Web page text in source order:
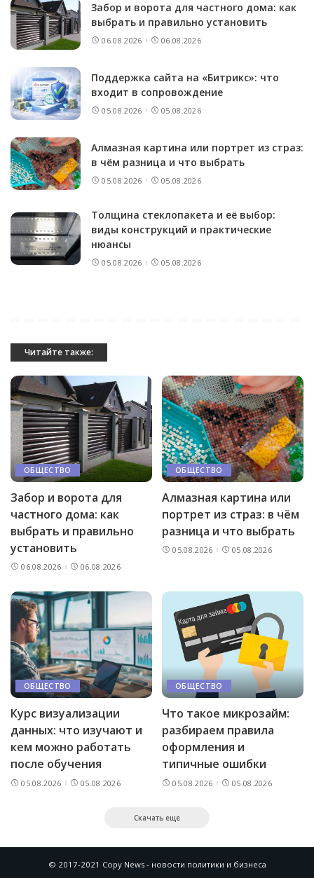
Забор и ворота для частного дома: как
выбрать и правильно установить
06.08.2026 06.08.2026
Поддержка сайта на «Битрикс»: что
входит в сопровождение
05.08.2026 05.08.2026
Алмазная картина или портрет из страз:
в чём разница и что выбрать
05.08.2026 05.08.2026
Толщина стеклопакета и её выбор:
виды конструкций и практические
нюансы
05.08.2026 05.08.2026
Читайте также:
ОБЩЕСТВО
Забор и ворота для
частного дома: как
выбрать и правильно
установить
06.08.2026 06.08.2026
ОБЩЕСТВО
Алмазная картина или
портрет из страз: в чём
разница и что выбрать
05.08.2026 05.08.2026
ОБЩЕСТВО
Курс визуализации
данных: что изучают и
кем можно работать
после обучения
05.08.2026 05.08.2026
ОБЩЕСТВО
Что такое микрозайм:
разбираем правила
оформления и
типичные ошибки
05.08.2026 05.08.2026
Скачать еще
© 2017-2021 Copy News - новости политики и бизнеса